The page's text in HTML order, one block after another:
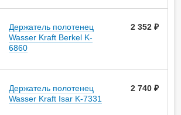
Держатель полотенец
Wasser Kraft Berkel K-
6860
2 352
Держатель полотенец
Wasser Kraft Isar K-7331
2 740